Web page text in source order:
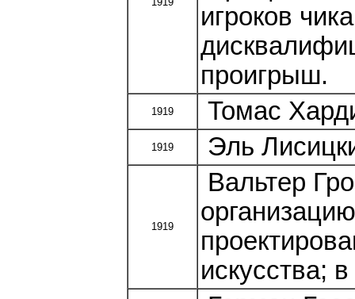
игроков
проигрыш.
1919 Томас
1919 Эль
1919
Вальтер
искусства;